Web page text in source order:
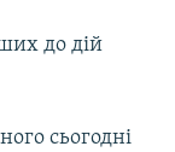
до дій
сьогодні